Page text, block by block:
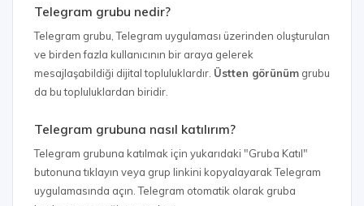
Telegram grubu nedir?
Telegram grubu, Telegram uygulaması üzerinden oluşturulan
ve birden fazla kullanıcının bir araya gelerek
mesajlaşabildiği dijital topluluklardır. Üstten görünüm grubu
da bu topluluklardan biridir.
Telegram grubuna nasıl katılırım?
Telegram grubuna katılmak için yukarıdaki "Gruba Katıl"
butonuna tıklayın veya grup linkini kopyalayarak Telegram
uygulamasında açın. Telegram otomatik olarak gruba